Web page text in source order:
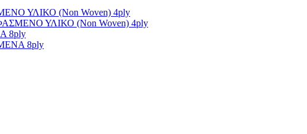
ΥΛΙΚΟ (Non Woven) 4ply
ΥΛΙΚΟ (Non Woven) 4ply
8ply
8ply